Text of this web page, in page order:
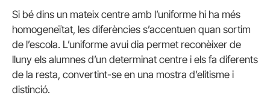
Si bé dins un mateix centre amb l’uniforme hi ha més
homogeneïtat, les diferències s’accentuen quan sortim
de l’escola. L’uniforme avui dia permet reconèixer de
lluny els alumnes d’un determinat centre i els fa diferents
de la resta, convertint-se en una mostra d’elitisme i
distinció.